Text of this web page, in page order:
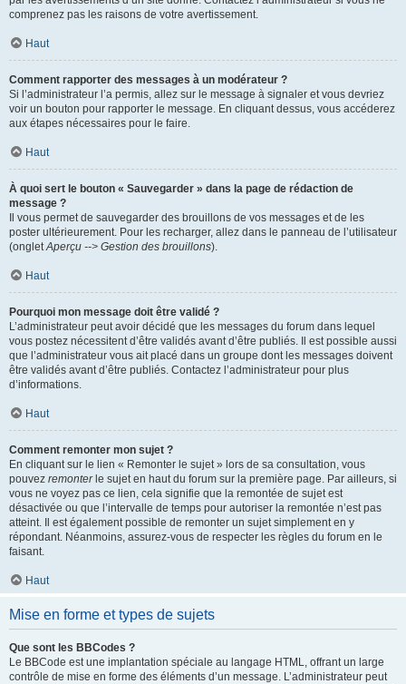
comprenez pas les raisons de votre avertissement.
Haut
Comment rapporter des messages à un modérateur ?
Si l’administrateur l’a permis, allez sur le message à signaler et vous devriez
voir un bouton pour rapporter le message. En cliquant dessus, vous accéderez
aux étapes nécessaires pour le faire.
Haut
À quoi sert le bouton « Sauvegarder » dans la page de rédaction de
message ?
Il vous permet de sauvegarder des brouillons de vos messages et de les
poster ultérieurement. Pour les recharger, allez dans le panneau de l’utilisateur
(ongletAperçu --> Gestion des brouillons).
Haut
Pourquoi mon message doit être validé ?
L’administrateur peut avoir décidé que les messages du forum dans lequel
vous postez nécessitent d’être validés avant d’être publiés. Il est possible aussi
que l’administrateur vous ait placé dans un groupe dont les messages doivent
être validés avant d’être publiés. Contactez l’administrateur pour plus
d’informations.
Haut
Comment remonter mon sujet ?
En cliquant sur le lien « Remonter le sujet » lors de sa consultation, vous
pouvez remonterle sujet en haut du forum sur la première page. Par ailleurs, si
vous ne voyez pas ce lien, cela signifie que la remontée de sujet est
désactivée ou que l’intervalle de temps pour autoriser la remontée n’est pas
atteint. Il est également possible de remonter un sujet simplement en y
répondant. Néanmoins, assurez-vous de respecter les règles du forum en le
faisant.
Haut
Mise en forme et types de sujets
Que sont les BBCodes ?
Le BBCode est une implantation spéciale au langage HTML, offrant un large
contrôle de mise en forme des éléments d’un message. L’administrateur peut